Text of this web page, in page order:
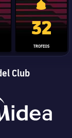
del Mundial deCopa del
32
TROFEOS
Club